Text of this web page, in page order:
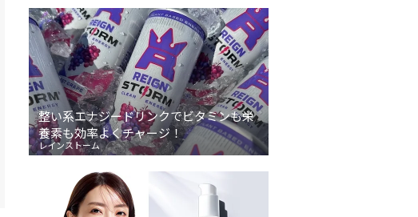
整い系エナジードリンクでビタミンも栄
養素も効率よくチャージ！
レインストーム